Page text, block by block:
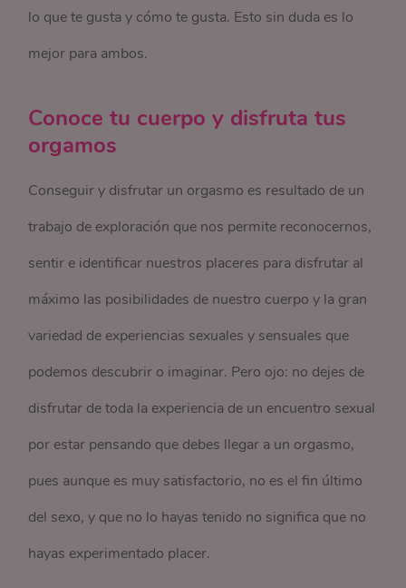
lo que te gusta y cómo te gusta. Esto sin duda es lo
mejor para ambos.
Conoce tu cuerpo y disfruta tus
orgamos
Conseguir y disfrutar un orgasmo es resultado de un
trabajo de exploración que nos permite reconocernos,
sentir e identificar nuestros placeres para disfrutar al
máximo las posibilidades de nuestro cuerpo y la gran
variedad de experiencias sexuales y sensuales que
podemos descubrir o imaginar. Pero ojo: no dejes de
disfrutar de toda la experiencia de un encuentro sexual
por estar pensando que debes llegar a un orgasmo,
pues aunque es muy satisfactorio, no es el fin último
del sexo, y que no lo hayas tenido no significa que no
hayas experimentado placer.